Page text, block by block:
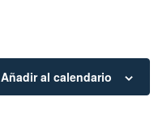
Añadir al calendario